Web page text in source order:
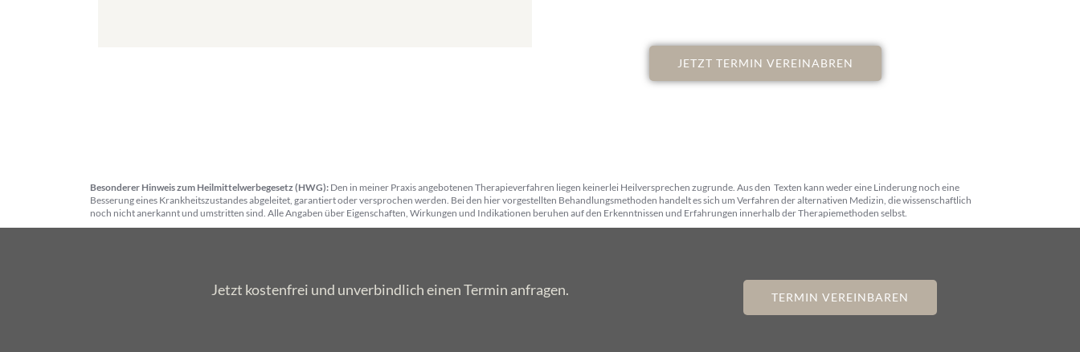
JETZT TERMIN VEREINABREN
Besonderer Hinweis zum Heilmittelwerbegesetz (HWG): Den in meiner Praxis angebotenen Therapieverfahren liegen keinerlei Heilversprechen zugrunde. Aus den Texten kann weder eine Linderung noch eine
Besserung eines Krankheitszustandes abgeleitet, garantiert oder versprochen werden. Bei den hier vorgestellten Behandlungsmethoden handelt es sich um Verfahren der alternativen Medizin, die wissenschaftlich
noch nicht anerkannt und umstritten sind. Alle Angaben über Eigenschaften, Wirkungen und Indikationen beruhen auf den Erkenntnissen und Erfahrungen innerhalb der Therapiemethoden selbst.
Jetzt kostenfrei und unverbindlich einen Termin anfragen. TERMIN VEREINBAREN